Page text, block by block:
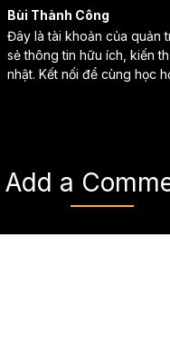
Bùi Thành Công
Đây là tài khoản của quản
sẻ thông tin hữu ích, kiến
nhật. Kết nối để cùng học
Add a